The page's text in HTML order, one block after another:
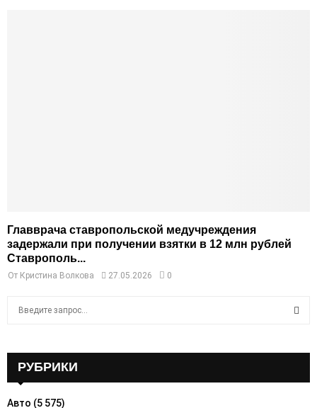
Главврача ставропольской медучреждения
задержали при получении взятки в 12 млн рублей
Ставрополь...
От Кристина Волкова 27.05.2026 0
РУБРИКИ
Авто (5 575)